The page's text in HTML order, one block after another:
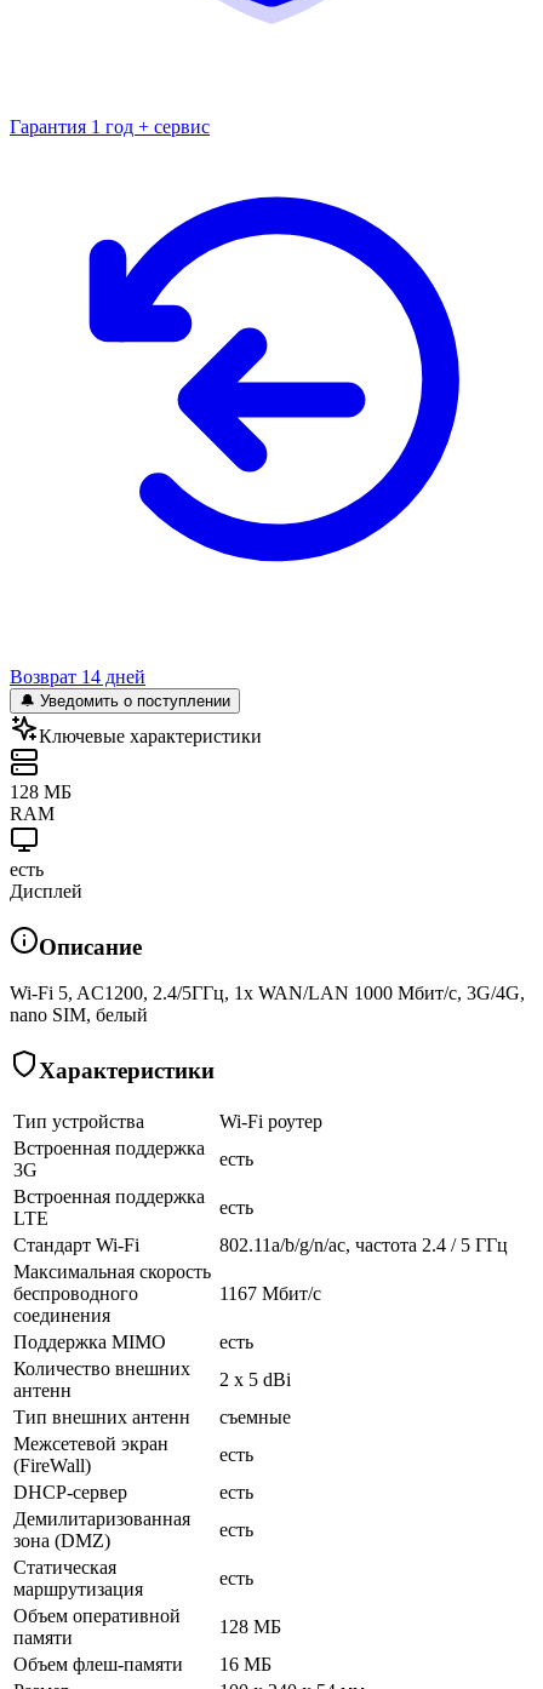
Гарантия 1 год + сервис
Возврат 14 дней
🔔 Уведомить о поступлении
Ключевые характеристики
128 МБ
RAM
есть
Дисплей
Описание
Wi-Fi 5, AC1200, 2.4/5ГГц, 1x WAN/LAN 1000 Мбит/с, 3G/4G,
nano SIM, белый
Характеристики
Тип устройства
Wi-Fi роутер
Встроенная поддержка
3G
есть
Встроенная поддержка
LTE
есть
Стандарт Wi-Fi
802.11a/b/g/n/ac, частота 2.4 / 5 ГГц
Максимальная скорость
беспроводного
соединения
1167 Мбит/с
Поддержка MIMO
есть
Количество внешних
антенн
2 x 5 dBi
Тип внешних антенн
съемные
Межсетевой экран
(FireWall)
есть
DHCP-сервер
есть
Демилитаризованная
зона (DMZ)
есть
Статическая
маршрутизация
есть
Объем оперативной
памяти
128 МБ
Объем флеш-памяти
16 МБ